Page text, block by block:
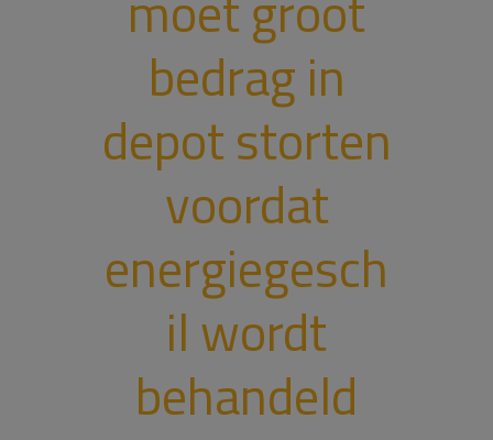
bedrag in
depot storten
voordat
energiegesch
il wordt
behandeld